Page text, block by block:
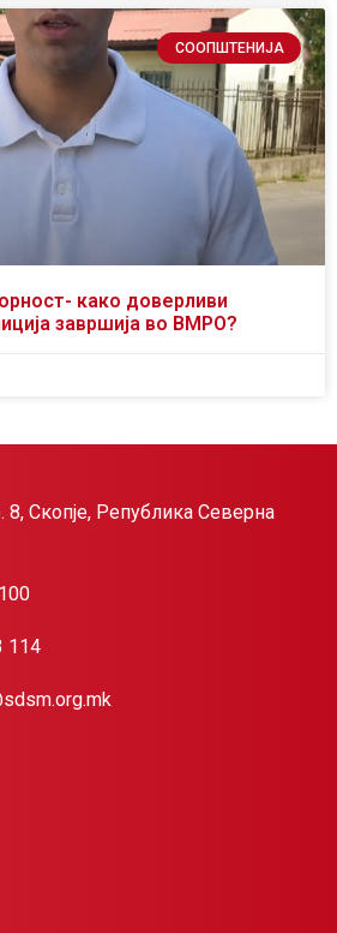
СООПШТЕНИЈА
како доверливи
завршија во ВМРО?
8, Скопје, Република Северна
114